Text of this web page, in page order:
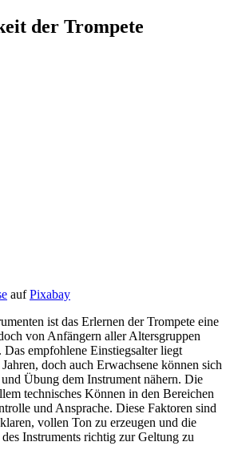
der Trompete
aufPixabay
ist das Erlernen der Trompete eine
von Anfängern aller Altersgruppen
Das empfohlene Einstiegsalter liegt
doch auch Erwachsene können sich
Übung dem Instrument nähern. Die
technisches Können in den Bereichen
und Ansprache. Diese Faktoren sind
vollen Ton zu erzeugen und die
Instruments richtig zur Geltung zu